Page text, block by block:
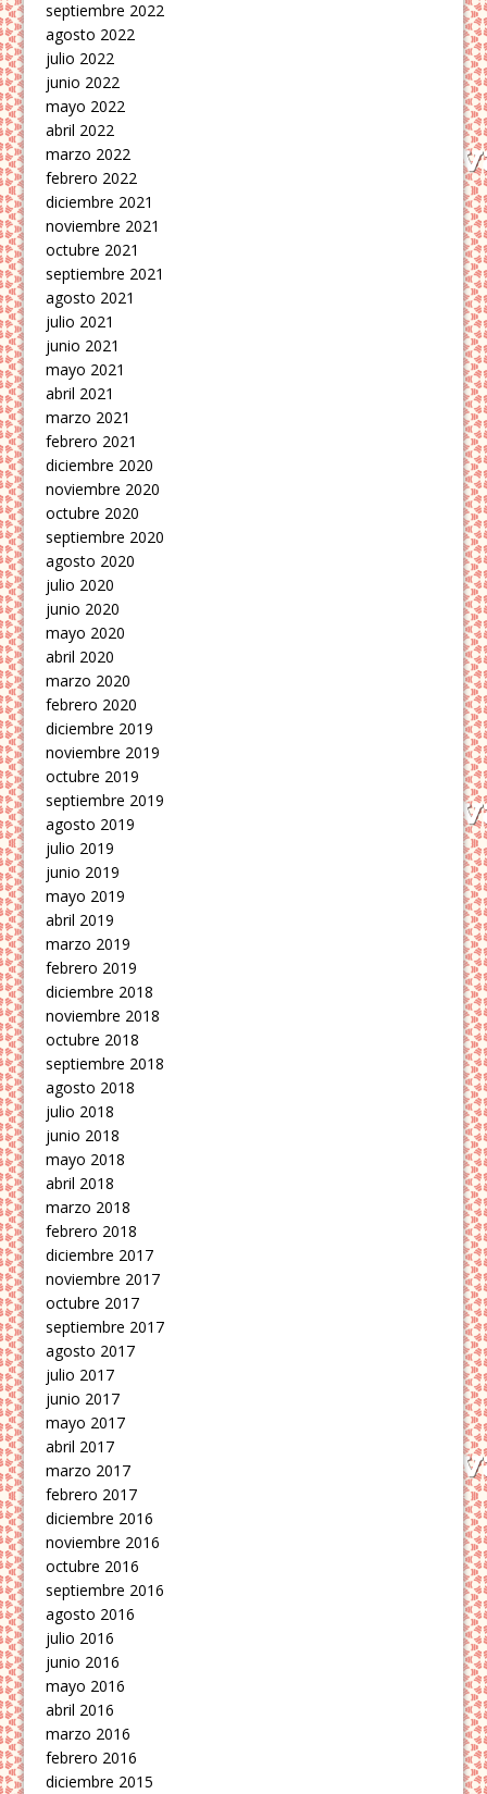
septiembre 2022
agosto 2022
julio 2022
junio 2022
mayo 2022
abril 2022
marzo 2022
febrero 2022
diciembre 2021
noviembre 2021
octubre 2021
septiembre 2021
agosto 2021
julio 2021
junio 2021
mayo 2021
abril 2021
marzo 2021
febrero 2021
diciembre 2020
noviembre 2020
octubre 2020
septiembre 2020
agosto 2020
julio 2020
junio 2020
mayo 2020
abril 2020
marzo 2020
febrero 2020
diciembre 2019
noviembre 2019
octubre 2019
septiembre 2019
agosto 2019
julio 2019
junio 2019
mayo 2019
abril 2019
marzo 2019
febrero 2019
diciembre 2018
noviembre 2018
octubre 2018
septiembre 2018
agosto 2018
julio 2018
junio 2018
mayo 2018
abril 2018
marzo 2018
febrero 2018
diciembre 2017
noviembre 2017
octubre 2017
septiembre 2017
agosto 2017
julio 2017
junio 2017
mayo 2017
abril 2017
marzo 2017
febrero 2017
diciembre 2016
noviembre 2016
octubre 2016
septiembre 2016
agosto 2016
julio 2016
junio 2016
mayo 2016
abril 2016
marzo 2016
febrero 2016
diciembre 2015